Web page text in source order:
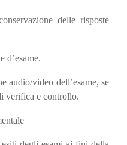
delle risposte
d’esame.
audio/video dell’esame, se
verifica e controllo.